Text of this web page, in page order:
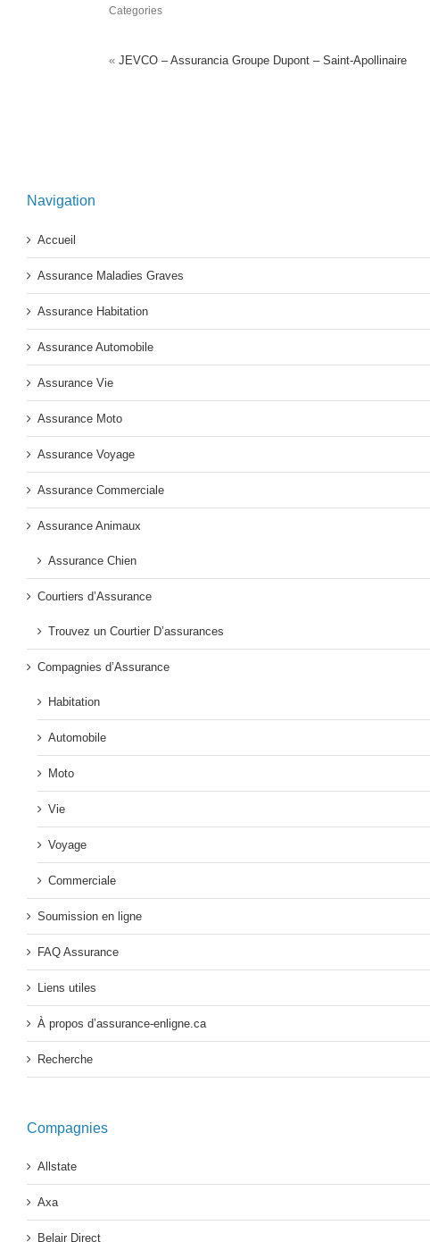
Categories
« JEVCO – Assurancia Groupe Dupont – Saint-Apollinaire
Navigation
Accueil
Assurance Maladies Graves
Assurance Habitation
Assurance Automobile
Assurance Vie
Assurance Moto
Assurance Voyage
Assurance Commerciale
Assurance Animaux
Assurance Chien
Courtiers d’Assurance
Trouvez un Courtier D’assurances
Compagnies d’Assurance
Habitation
Automobile
Moto
Vie
Voyage
Commerciale
Soumission en ligne
FAQ Assurance
Liens utiles
À propos d’assurance-enligne.ca
Recherche
Compagnies
Allstate
Axa
Belair Direct